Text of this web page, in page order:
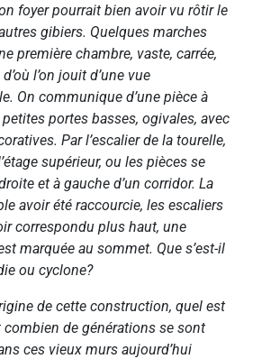
foyer pourrait bien avoir vu rôtir le
gibiers. Quelques marches
première chambre, vaste, carrée,
l’on jouit d’une vue
On communique d’une pièce à
petites portes basses, ogivales, avec
Par l’escalier de la tourelle,
supérieur, ou les pièces se
et à gauche d’un corridor. La
avoir été raccourcie, les escaliers
correspondu plus haut, une
marquée au sommet. Que s’est-il
ou cyclone?
de cette construction, quel est
combien de générations se sont
ces vieux murs aujourd’hui